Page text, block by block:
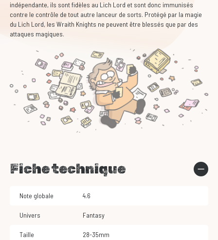
indépendante, ils sont fidèles au Lich Lord et sont donc immunisés
contre le contrôle de tout autre lanceur de sorts. Protégé par la magie
du Lich Lord, les Wraith Knights ne peuvent être blessés que par des
attaques magiques.
Fiche technique
Note globale 4.6
Univers Fantasy
Taille 28-35mm